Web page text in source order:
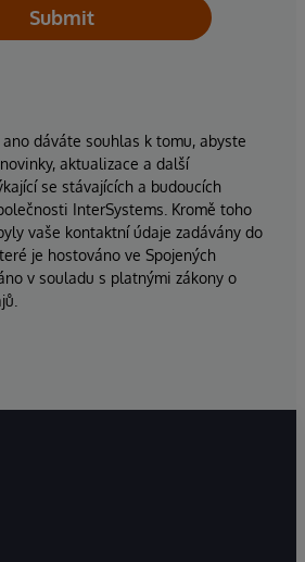
Submit
dáváte souhlas k tomu, abyste
aktualizace a další
se stávajících a budoucích
InterSystems. Kromě toho
vaše kontaktní údaje zadávány do
je hostováno ve Spojených
v souladu s platnými zákony o